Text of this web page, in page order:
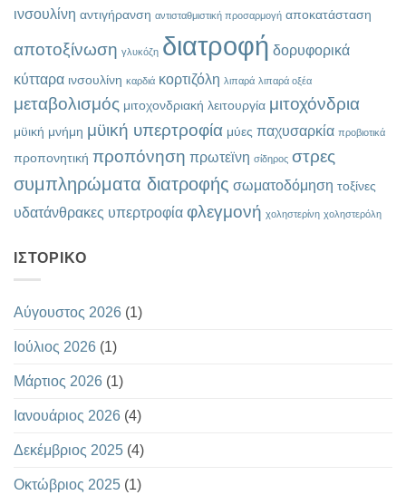
ινσουλίνη αντιγήρανση αντισταθμιστική προσαρμογή αποκατάσταση
αποτοξίνωση γλυκόζη διατροφή δορυφορικά
κύτταρα ινσουλίνη καρδιά κορτιζόλη λιπαρά λιπαρά οξέα
μεταβολισμός μιτοχονδριακή λειτουργία μιτοχόνδρια
μϋική μνήμη μϋική υπερτροφία μύες παχυσαρκία προβιοτικά
προπονητική προπόνηση πρωτεϊνη σίδηρος στρες
συμπληρώματα διατροφής σωματοδόμηση τοξίνες
υδατάνθρακες υπερτροφία φλεγμονή χοληστερίνη χοληστερόλη
ΙΣΤΟΡΙΚΌ
Αύγουστος 2026 (1)
Ιούλιος 2026 (1)
Μάρτιος 2026 (1)
Ιανουάριος 2026 (4)
Δεκέμβριος 2025 (4)
Οκτώβριος 2025 (1)